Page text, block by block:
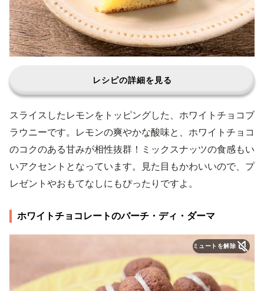
レシピの詳細を見る
スライスしたレモンをトッピングした、ホワイトチョコブ
ラウニーです。レモンの爽やかな酸味と、ホワイトチョコ
のコクのある甘みが相性抜群！ミックスナッツの食感もい
いアクセントとなっています。見た目もかわいいので、プ
レゼントやおもてなしにもぴったりですよ。
ホワイトチョコレートのバーチ・ディ・ダーマ
ミュートを解除